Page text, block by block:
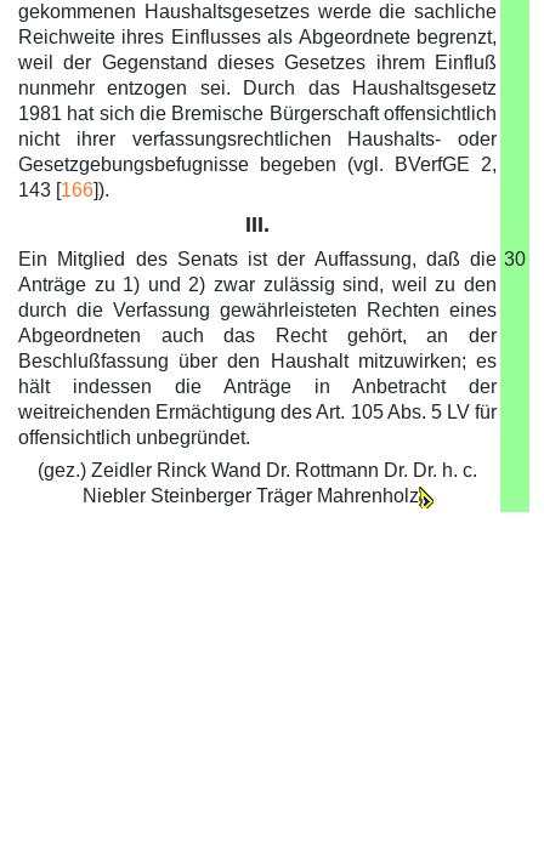
gekommenen Haushaltsgesetzes werde die sachliche
Reichweite ihres Einflusses als Abgeordnete begrenzt,
weil der Gegenstand dieses Gesetzes ihrem Einfluß
nunmehr entzogen sei. Durch das Haushaltsgesetz
1981 hat sich die Bremische Bürgerschaft offensichtlich
nicht ihrer verfassungsrechtlichen Haushalts- oder
Gesetzgebungsbefugnisse begeben (vgl. BVerfGE 2,
143 [166]).
III.
Ein Mitglied des Senats ist der Auffassung, daß die
Anträge zu 1) und 2) zwar zulässig sind, weil zu den
durch die Verfassung gewährleisteten Rechten eines
Abgeordneten auch das Recht gehört, an der
Beschlußfassung über den Haushalt mitzuwirken; es
hält indessen die Anträge in Anbetracht der
weitreichenden Ermächtigung des Art. 105 Abs. 5 LV für
offensichtlich unbegründet.
30
(gez.) Zeidler Rinck Wand Dr. Rottmann Dr. Dr. h. c.
Niebler Steinberger Träger Mahrenholz